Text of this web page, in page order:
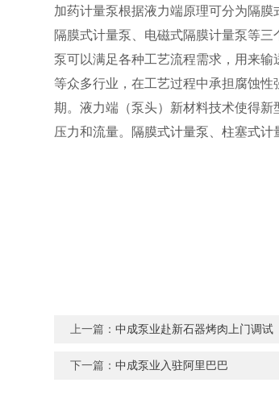
加药计量泵根据液力端原理可分为隔
隔膜式计量泵、电磁式隔膜计量泵等
泵可以满足各种工艺流程需求，用来
等众多行业，在工艺过程中承担腐蚀
期。液力端（泵头）新材料技术使得
压力和流量。 隔膜式计量泵、柱塞式计
上一篇：中成泵业赴新石器烤肉上门调试
下一篇：中成泵业入驻阿里巴巴